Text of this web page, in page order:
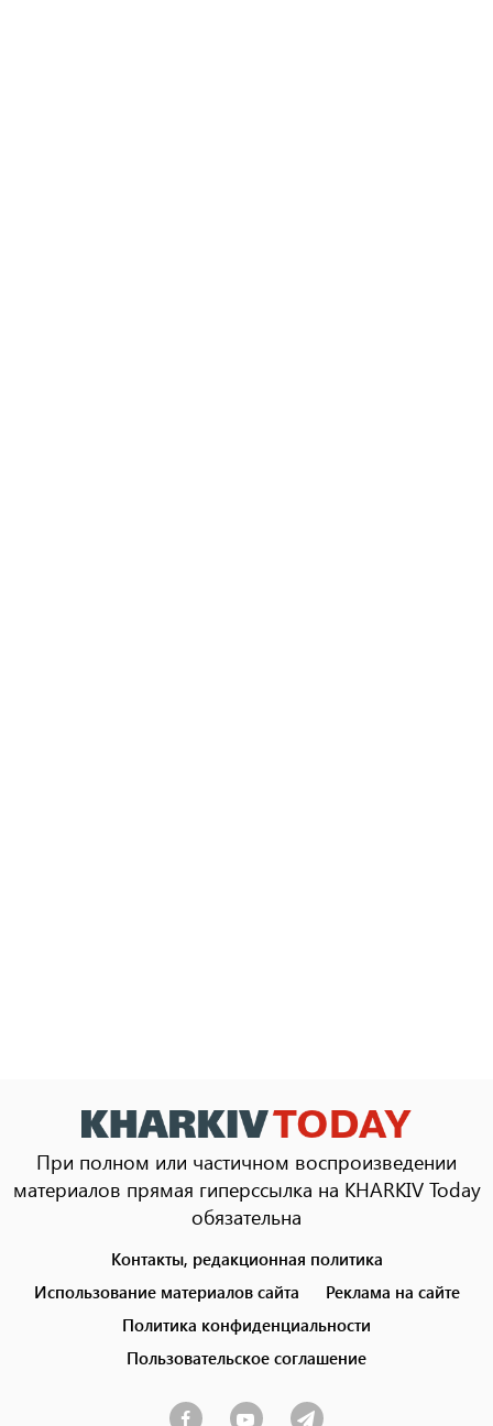
При полном или частичном воспроизведении
материалов прямая гиперссылка на KHARKIV Today
обязательна
menu
Контакты, редакционная политика
Использование материалов сайта
Реклама на сайте
Политика конфиденциальности
Пользовательское соглашение